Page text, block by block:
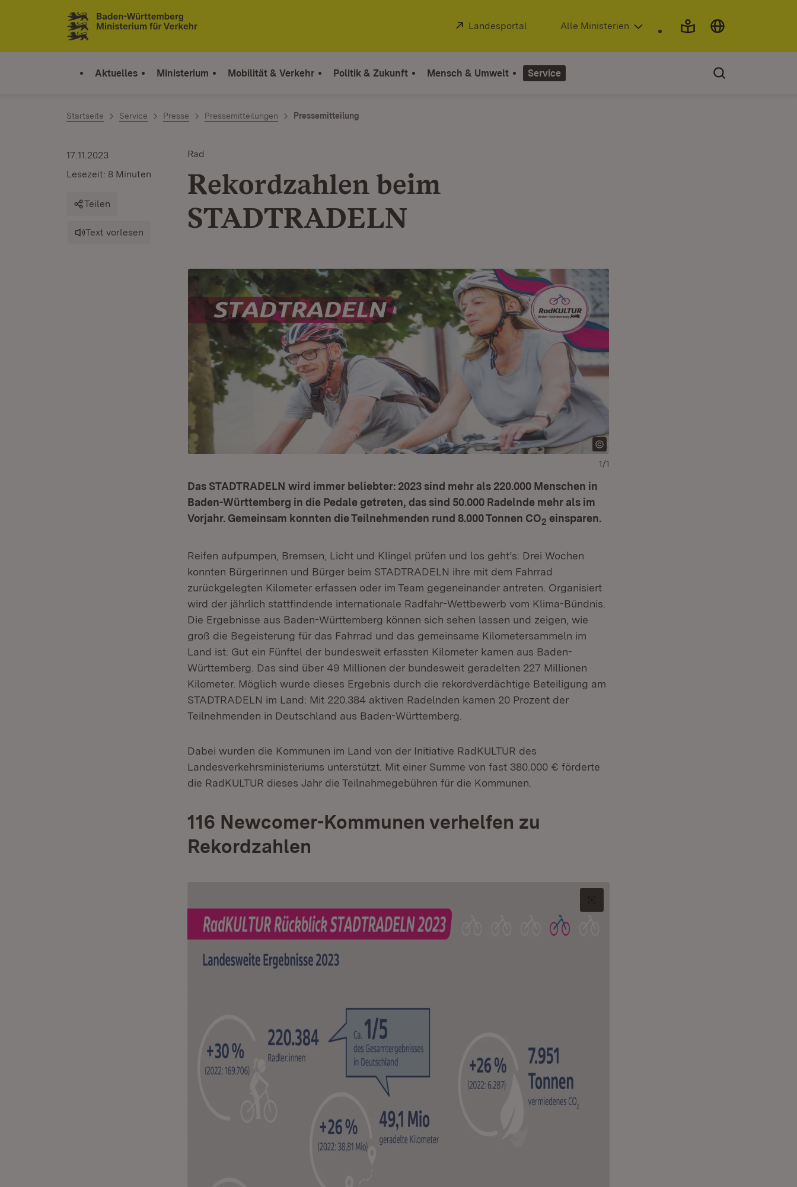
Zum Inhalt springen
Link zur Startseite
Extern:
Landesportal (Öffnet in neuem Fenster)
Alle Ministerien
Aktuelles Ministerium Mobilität & Verkehr Politik & Zukunft Mensch & Umwelt Service
Startseite Service Presse Pressemitteilungen Pressemitteilung
Rad
Rekordzahlen beim
STADTRADELN
17.11.2023
Lesezeit: 8 Minuten
Teilen
Text vorlesen
1/1
Das STADTRADELN wird immer beliebter: 2023 sind mehr als 220.000 Menschen in
Baden-Württemberg in die Pedale getreten, das sind 50.000 Radelnde mehr als im
Vorjahr. Gemeinsam konnten die Teilnehmenden rund 8.000 Tonnen CO2 einsparen.
Reifen aufpumpen, Bremsen, Licht und Klingel prüfen und los geht’s: Drei Wochen
konnten Bürgerinnen und Bürger beim STADTRADELN ihre mit dem Fahrrad
zurückgelegten Kilometer erfassen oder im Team gegeneinander antreten. Organisiert
wird der jährlich stattfindende internationale Radfahr-Wettbewerb vom Klima-Bündnis.
Die Ergebnisse aus Baden-Württemberg können sich sehen lassen und zeigen, wie
groß die Begeisterung für das Fahrrad und das gemeinsame Kilometersammeln im
Land ist: Gut ein Fünftel der bundesweit erfassten Kilometer kamen aus Baden-
Württemberg. Das sind über 49 Millionen der bundesweit geradelten 227 Millionen
Kilometer. Möglich wurde dieses Ergebnis durch die rekordverdächtige Beteiligung am
STADTRADELN im Land: Mit 220.384 aktiven Radelnden kamen 20 Prozent der
Teilnehmenden in Deutschland aus Baden-Württemberg.
Dabei wurden die Kommunen im Land von der Initiative RadKULTUR des
Landesverkehrsministeriums unterstützt. Mit einer Summe von fast 380.000 € förderte
die RadKULTUR dieses Jahr die Teilnahmegebühren für die Kommunen.
116 Newcomer-Kommunen verhelfen zu
Rekordzahlen